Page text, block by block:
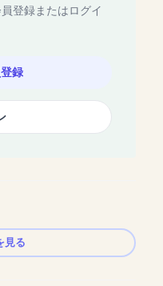
登録またはログイ
録
見る